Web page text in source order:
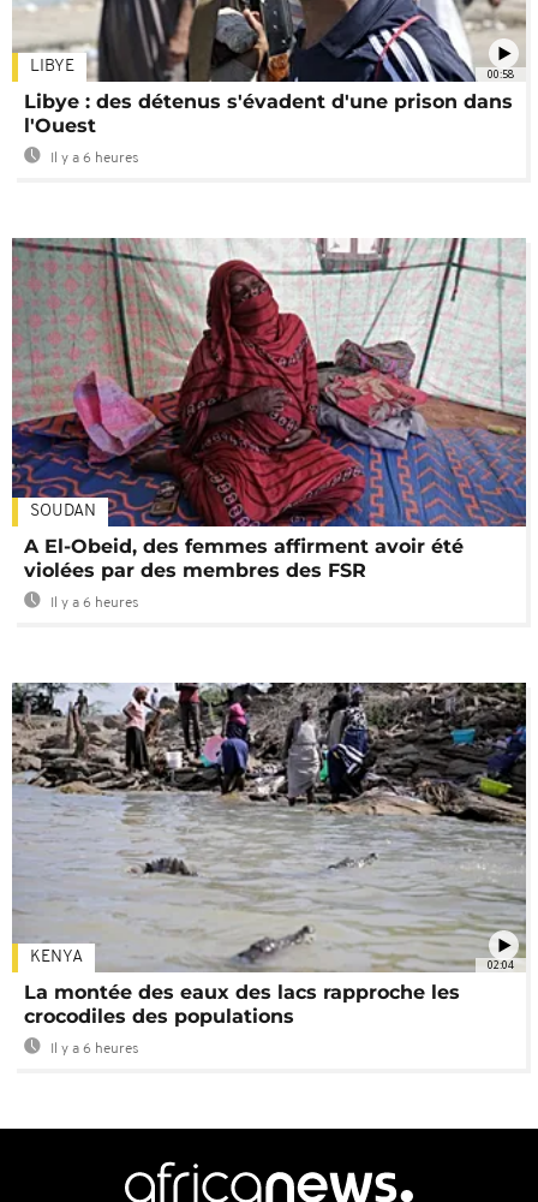
00:58
LIBYE
Libye : des détenus s'évadent d'une prison dans
l'Ouest
Il y a 6 heures
SOUDAN
A El-Obeid, des femmes affirment avoir été
violées par des membres des FSR
Il y a 6 heures
02:04
KENYA
La montée des eaux des lacs rapproche les
crocodiles des populations
Il y a 6 heures